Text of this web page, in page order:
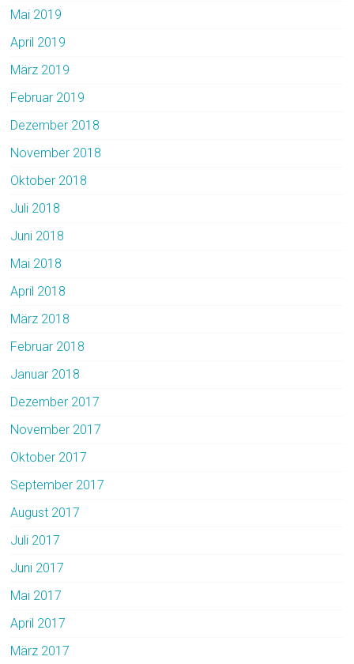
Mai 2019
April 2019
März 2019
Februar 2019
Dezember 2018
November 2018
Oktober 2018
Juli 2018
Juni 2018
Mai 2018
April 2018
März 2018
Februar 2018
Januar 2018
Dezember 2017
November 2017
Oktober 2017
September 2017
August 2017
Juli 2017
Juni 2017
Mai 2017
April 2017
März 2017